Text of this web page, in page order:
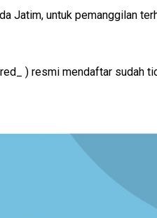
Jatim, untuk pemanggilan
) resmi mendaftar sudah